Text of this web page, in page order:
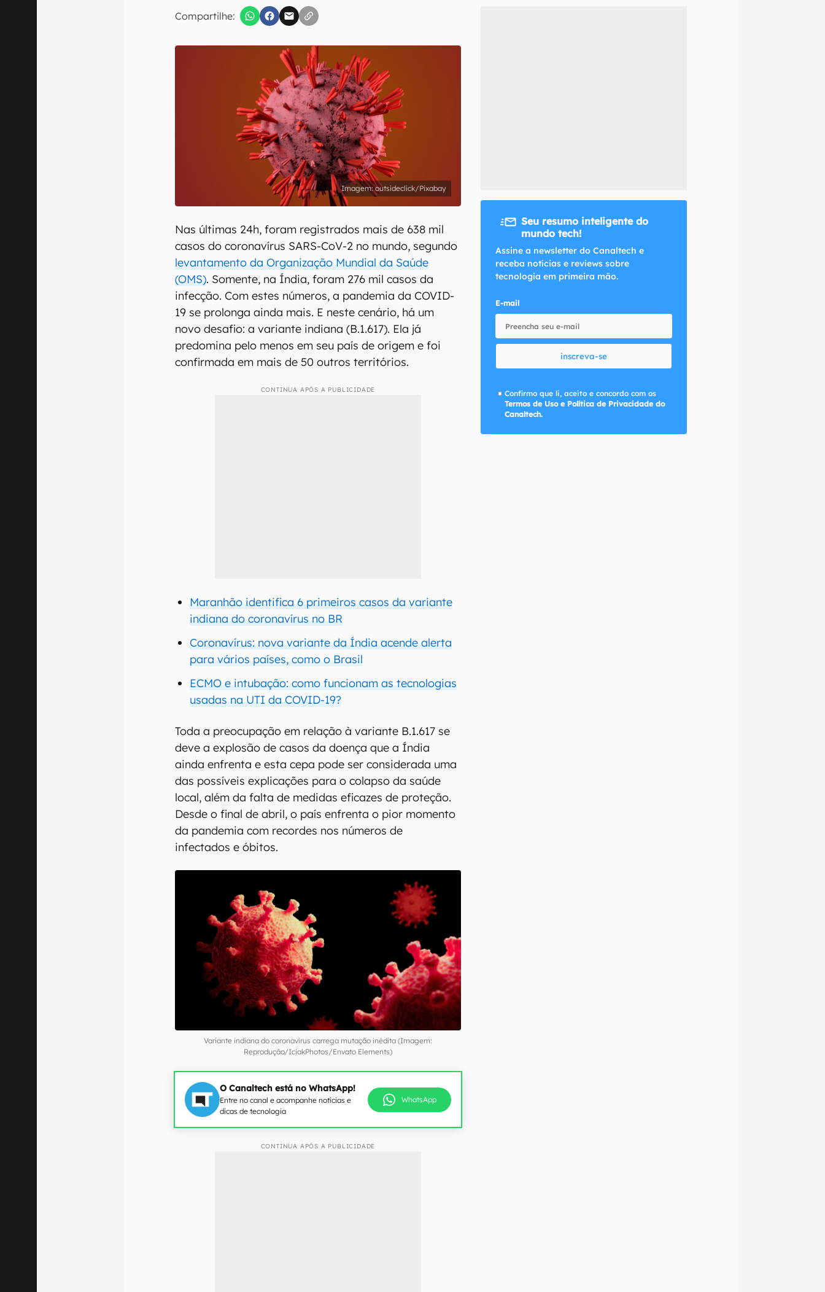
Compartilhe:
Confirmo que li, aceito e concordo com os Termos de Uso e Política de Privacidade do Canaltech.
outsideclick/Pixabay
Nas últimas 24h, foram registrados mais de 638 mil
casos do coronavírus SARS-CoV-2 no mundo, segundo
levantamento da Organização Mundial da Saúde
(OMS). Somente, na Índia, foram 276 mil casos da
infecção. Com estes números, a pandemia da COVID-
19 se prolonga ainda mais. E neste cenário, há um
novo desafio: a variante indiana (B.1.617). Ela já
predomina pelo menos em seu país de origem e foi
confirmada em mais de 50 outros territórios.
CONTINUA APÓS A PUBLICIDADE
Maranhão identifica 6 primeiros casos da variante
indiana do coronavírus no BR
Coronavírus: nova variante da Índia acende alerta
para vários países, como o Brasil
ECMO e intubação: como funcionam as tecnologias
usadas na UTI da COVID-19?
Toda a preocupação em relação à variante B.1.617 se
deve a explosão de casos da doença que a Índia
ainda enfrenta e esta cepa pode ser considerada uma
das possíveis explicações para o colapso da saúde
local, além da falta de medidas eficazes de proteção.
Desde o final de abril, o país enfrenta o pior momento
da pandemia com recordes nos números de
infectados e óbitos.
Variante indiana do coronavírus carrega mutação inédita (Imagem:
Reprodução/IciakPhotos/Envato Elements)
O Canaltech está no WhatsApp!
Entre no canal e acompanhe notícias e
dicas de tecnologia
WhatsApp
CONTINUA APÓS A PUBLICIDADE
Seu resumo inteligente do
mundo tech!
Assine a newsletter do Canaltech e
receba notícias e reviews sobre
tecnologia em primeira mão.
E-mail
inscreva-se
Confirmo que li, aceito e concordo com os
Termos de Uso e Política de Privacidade do
Canaltech.